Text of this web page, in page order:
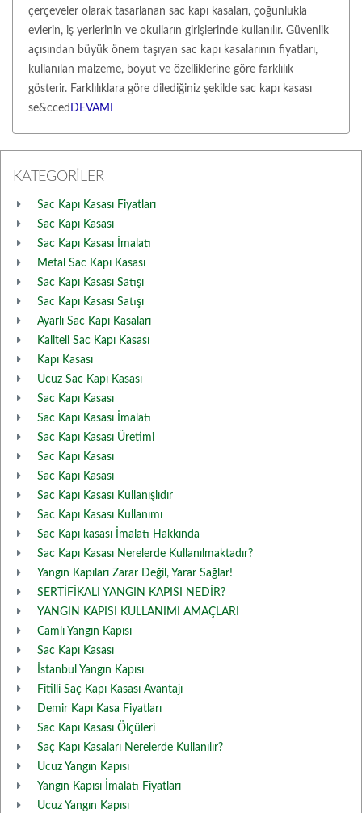
çerçeveler olarak tasarlanan sac kapı kasaları, çoğunlukla
evlerin, iş yerlerinin ve okulların girişlerinde kullanılır. Güvenlik
açısından büyük önem taşıyan sac kapı kasalarının fiyatları,
kullanılan malzeme, boyut ve özelliklerine göre farklılık
gösterir. Farklılıklara göre dilediğiniz şekilde sac kapı kasası
se&cced DEVAMI
KATEGORİLER
Sac Kapı Kasası Fiyatları
Sac Kapı Kasası
Sac Kapı Kasası İmalatı
Metal Sac Kapı Kasası
Sac Kapı Kasası Satışı
Sac Kapı Kasası Satışı
Ayarlı Sac Kapı Kasaları
Kaliteli Sac Kapı Kasası
Kapı Kasası
Ucuz Sac Kapı Kasası
Sac Kapı Kasası
Sac Kapı Kasası İmalatı
Sac Kapı Kasası Üretimi
Sac Kapı Kasası
Sac Kapı Kasası
Sac Kapı Kasası Kullanışlıdır
Sac Kapı Kasası Kullanımı
Sac Kapı kasası İmalatı Hakkında
Sac Kapı Kasası Nerelerde Kullanılmaktadır?
Yangın Kapıları Zarar Değil, Yarar Sağlar!
SERTİFİKALI YANGIN KAPISI NEDİR?
YANGIN KAPISI KULLANIMI AMAÇLARI
Camlı Yangın Kapısı
Sac Kapı Kasası
İstanbul Yangın Kapısı
Fitilli Saç Kapı Kasası Avantajı
Demir Kapı Kasa Fiyatları
Sac Kapı Kasası Ölçüleri
Saç Kapı Kasaları Nerelerde Kullanılır?
Ucuz Yangın Kapısı
Yangın Kapısı İmalatı Fiyatları
Ucuz Yangın Kapısı